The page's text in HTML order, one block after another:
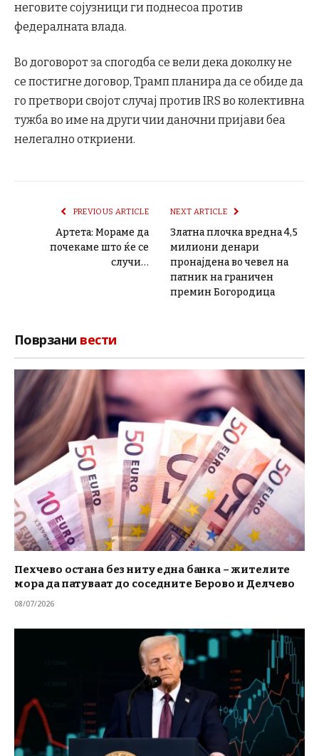
неговите сојузници ги поднесоа против
федералната влада.
Во договорот за спогодба се вели дека доколку не
се постигне договор, Трамп планира да се обиде да
го претвори својот случај против IRS во колективна
тужба во име на други чии даночни пријави беа
нелегално откриени.
PREVIOUS ARTICLE
Артета: Мораме да
почекаме што ќе се
случи…
NEXT ARTICLE
Златна плочка вредна 4,5
милиони денари
пронајдена во чевел на
патник на граничен
премин Богородица
Поврзани вести
Пехчево остана без ниту една банка – жителите
мора да патуваат до соседните Берово и Делчево
08/07/2026